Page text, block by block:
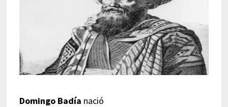
Domingo Badía nació